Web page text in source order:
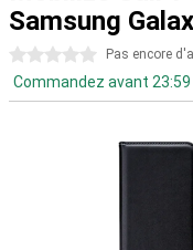
Samsung
0 étoiles Pas encore
Commandez avant